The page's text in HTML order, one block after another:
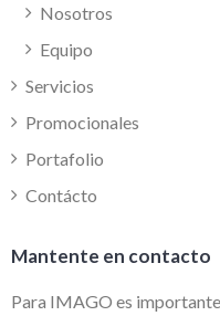
Nosotros
Equipo
Servicios
Promocionales
Portafolio
Contácto
Mantente en contacto
Para IMAGO es